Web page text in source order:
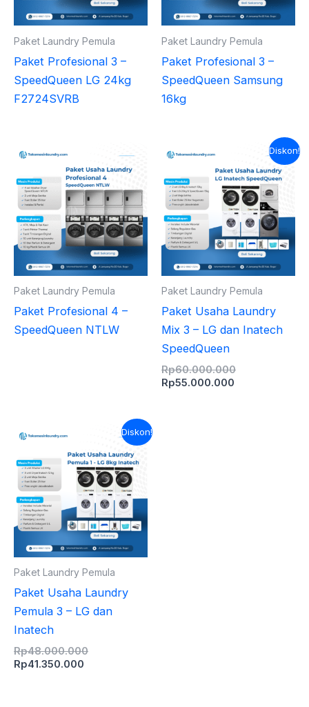
Paket Laundry Pemula
Paket Profesional 3 –
SpeedQueen LG 24kg
F2724SVRB
Paket Laundry Pemula
Paket Profesional 3 –
SpeedQueen Samsung
16kg
Paket Laundry Pemula
Paket Profesional 4 –
SpeedQueen NTLW
Diskon!
Paket Laundry Pemula
Paket Usaha Laundry
Mix 3 – LG dan Inatech
SpeedQueen
Rp60.000.000
aslinya
adalah:
Rp55.000.000
ini
adalah:
Rp55.000.000.
Diskon!
Paket Laundry Pemula
Paket Usaha Laundry
Pemula 3 – LG dan
Inatech
Rp48.000.000
aslinya
adalah:
Rp48.000.000.
Rp41.350.000
ini
adalah:
Rp41.350.000.